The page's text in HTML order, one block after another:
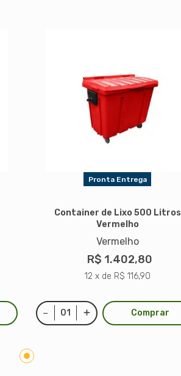
Pronta Entrega
Container de Lixo 500 Litros
Vermelho
Vermelho
R$ 1.402,80
12 x de R$ 116,90
Comprar